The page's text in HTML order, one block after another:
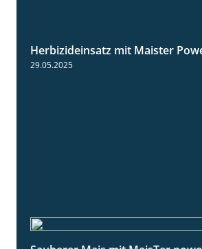
Herbizideinsatz mit Maister
29.05.2025